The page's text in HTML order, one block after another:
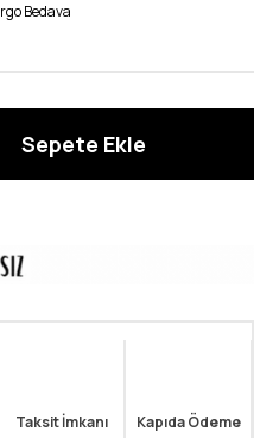
Bedava
Taksit İmkanı Kapıda Ödeme